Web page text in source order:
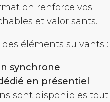
renforce vos
et valorisants.
éléments suivants :
synchrone
en présentiel
sont disponibles tout